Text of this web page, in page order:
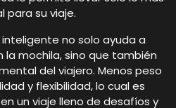
para su viaje.
no solo ayuda a
la mochila, sino que también
del viajero. Menos peso
y flexibilidad, lo cual es
un viaje lleno de desafíos y